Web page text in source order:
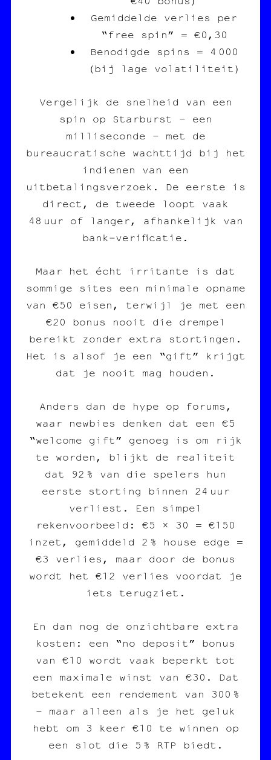
Gemiddelde verlies per
“free spin” = €0,30
Benodigde spins = 4 000
(bij lage volatiliteit)
Vergelijk de snelheid van een
spin op Starburst – een
milliseconde – met de
bureaucratische wachttijd bij het
indienen van een
uitbetalingsverzoek. De eerste is
direct, de tweede loopt vaak
48 uur of langer, afhankelijk van
bank‑verificatie.
Maar het écht irritante is dat
sommige sites een minimale opname
van €50 eisen, terwijl je met een
€20 bonus nooit die drempel
bereikt zonder extra stortingen.
Het is alsof je een “gift” krijgt
dat je nooit mag houden.
Anders dan de hype op forums,
waar newbies denken dat een €5
“welcome gift” genoeg is om rijk
te worden, blijkt de realiteit
dat 92 % van die spelers hun
eerste storting binnen 24 uur
verliest. Een simpel
rekenvoorbeeld: €5 × 30 = €150
inzet, gemiddeld 2 % house edge =
€3 verlies, maar door de bonus
wordt het €12 verlies voordat je
iets terugziet.
En dan nog de onzichtbare extra
kosten: een “no deposit” bonus
van €10 wordt vaak beperkt tot
een maximale winst van €30. Dat
betekent een rendement van 300 %
– maar alleen als je het geluk
hebt om 3 keer €10 te winnen op
een slot die 5 % RTP biedt.